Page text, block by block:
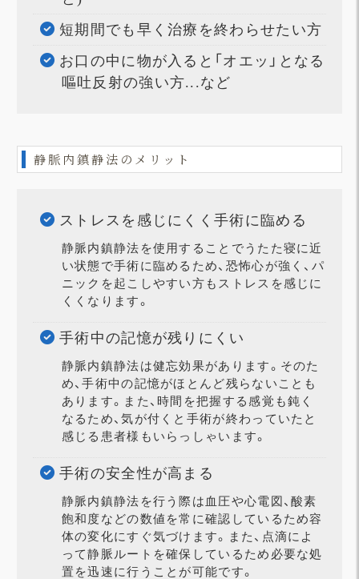
短期間でも早く治療を終わらせたい方
お口の中に物が入ると「オエッ」となる
嘔吐反射の強い方...など
静脈内鎮静法のメリット
ストレスを感じにくく手術に臨める
静脈内鎮静法を使用することでうたた寝に近
い状態で手術に臨めるため、恐怖心が強く、パ
ニックを起こしやすい方もストレスを感じに
くくなります。
手術中の記憶が残りにくい
静脈内鎮静法は健忘効果があります。そのた
め、手術中の記憶がほとんど残らないことも
あります。また、時間を把握する感覚も鈍く
なるため、気が付くと手術が終わっていたと
感じる患者様もいらっしゃいます。
手術の安全性が高まる
静脈内鎮静法を行う際は血圧や心電図、酸素
飽和度などの数値を常に確認しているため容
体の変化にすぐ気づけます。また、点滴によ
って静脈ルートを確保しているため必要な処
置を迅速に行うことが可能です。